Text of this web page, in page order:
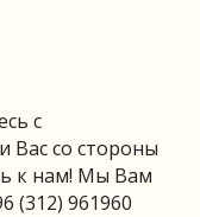
с
со стороны
к нам! Мы Вам
(312) 961960